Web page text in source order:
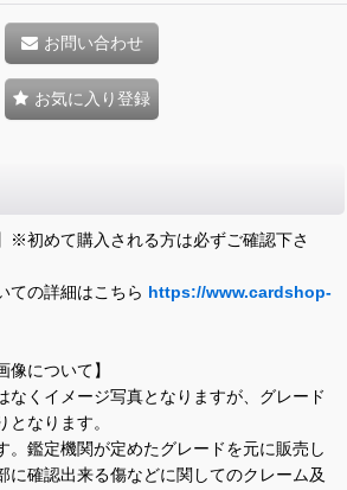
お問い合わせ
お気に入り登録
※初めて購入される方は必ずご確認下さ
ての詳細はこちら https://www.cardshop-
像について】
なくイメージ写真となりますが、グレード
なります。
。鑑定機関が定めたグレードを元に販売し
に確認出来る傷などに関してのクレーム及